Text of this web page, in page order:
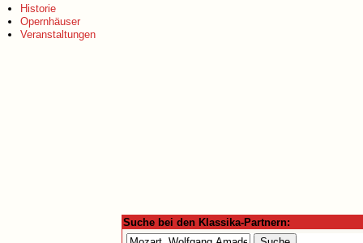
Historie
Opernhäuser
Veranstaltungen
Suche bei den Klassika-Partnern: